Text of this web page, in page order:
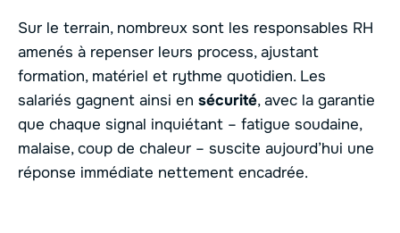
Sur le terrain, nombreux sont les responsables RH
amenés à repenser leurs process, ajustant
formation, matériel et rythme quotidien. Les
salariés gagnent ainsi en sécurité, avec la garantie
que chaque signal inquiétant – fatigue soudaine,
malaise, coup de chaleur – suscite aujourd’hui une
réponse immédiate nettement encadrée.